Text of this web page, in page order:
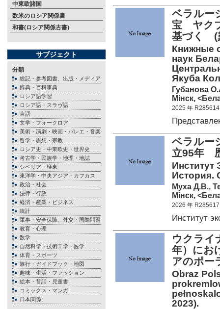
中東欧諸国
欧米のロシア関係書
和書(ロシア関係古書)
サブジェクト
分類
総記・参考図書、出版・メディア
辞典・百科事典
ロシア語学習
ロシア語・スラヴ語
言語
文学・フォークロア
美術・演劇・映画・バレエ・音楽
哲学・思想・宗教
ロシア史・中東欧史・世界史
考古学・民族学・地理・地誌
シベリア・極東
東洋学・中央アジア・カフカス
政治・社会
法律・行政
経済・産業・ビジネス
統計
軍事・安全保障、外交・国際問題
教育・心理
数学
自然科学・技術工学・医学
体育・スポーツ
旅行・ガイドブック・地図
趣味・生活・ファッション
絵本・昔話・児童書
コミックス・マンガ
日本関係
ベラルー
宝 ヤク
基づく (
Книжные
наук
Якуба
Губанова
Мiнск,
2025 年 R285614
ベラルー
立95年
Институт
История.
Муха Д.В.,
Мiнск,
2026 年 R285617
Институт
ウクライ
年）にお
アのポー
Obraz
2023).